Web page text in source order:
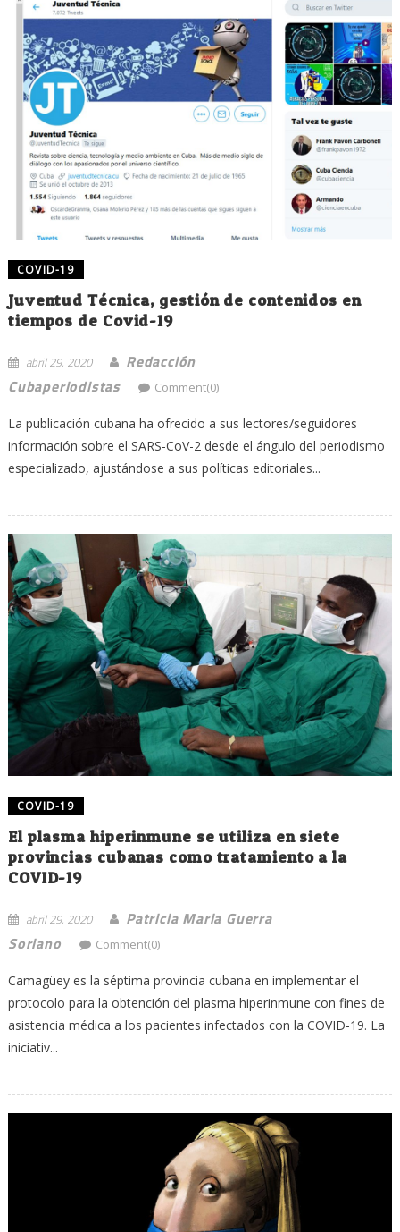
COVID-19
Juventud Técnica, gestión de contenidos en
tiempos de Covid-19
abril 29, 2020
Redacción
Cubaperiodistas
Comment(0)
La publicación cubana ha ofrecido a sus lectores/seguidores
información sobre el SARS-CoV-2 desde el ángulo del periodismo
especializado, ajustándose a sus políticas editoriales...
COVID-19
El plasma hiperinmune se utiliza en siete
provincias cubanas como tratamiento a la
COVID-19
abril 29, 2020
Patricia Maria Guerra
Soriano
Comment(0)
Camagüey es la séptima provincia cubana en implementar el
protocolo para la obtención del plasma hiperinmune con fines de
asistencia médica a los pacientes infectados con la COVID-19. La
iniciativ...